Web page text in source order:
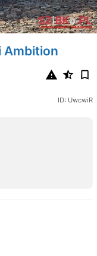
Ambition
ID: UwcwiR